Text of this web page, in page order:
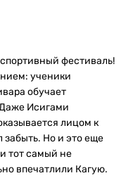
фестиваль!
ученики
обучает
Исигами
лицом к
забыть. Но и это еще
тот самый не
впечатлили Кагую.